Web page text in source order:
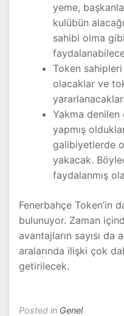
yeme,
kulübün
sahibi olma
Token
olacaklar ve
yararlanacaklar.
Yakma denilen
yapmış
galibiyetlerde
yakacak.
faydalanmış
Fenerbahçe Token’in
bulunuyor. Zaman
avantajların sayısı
aralarında ilişki çok
getirilecek.
Posted in Genel